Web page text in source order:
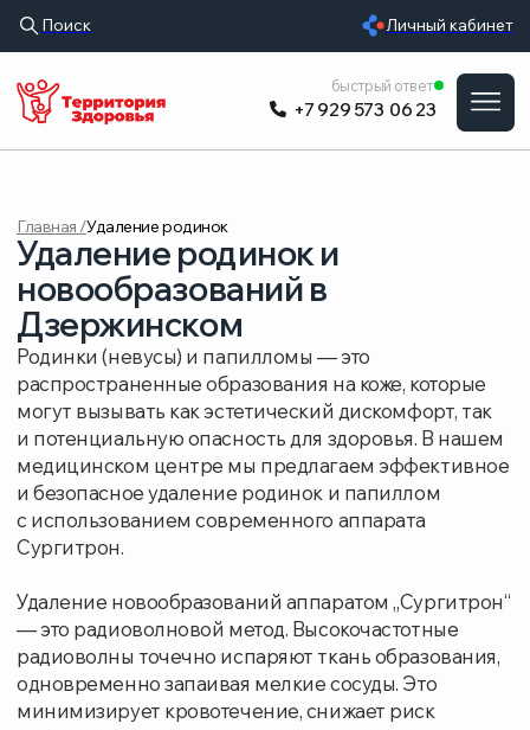
Поиск
УСЛУГИ
ВРАЧИ
Дзержинском
Родинки (невусы) и папилломы — это
распространенные образования на коже, которые
могут вызывать как эстетический дискомфорт, так
и потенциальную опасность для здоровья. В нашем
медицинском центре мы предлагаем эффективное
и безопасное удаление родинок и папиллом
с использованием современного аппарата
Сургитрон.
— это радиоволновой метод. Высокочастотные
радиоволны точечно испаряют ткань образования,
одновременно запаивая мелкие сосуды. Это
минимизирует кровотечение, снижает риск
инфицирования и позволяет врачу точно
контролировать глубину воздействия, не
Родинки (невусы)— это пигментированные
образования на коже, которые возникают
в результате скопления клеток, содержащих
пигмент меланин. Они могут быть разных
размеров, форм и цветов — от светло-коричневых